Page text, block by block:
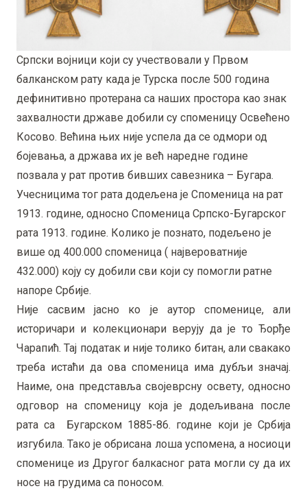
Српски војници који су учествовали у Првом
балканском рату када је Турска после 500 година
дефинитивно протерана са наших простора као знак
захвалности државе добили су споменицу Освећено
Косово. Већина њих није успела да се одмори од
бојевања, а држава их је већ наредне године
позвала у рат против бивших савезника – Бугара.
Учесницима тог рата додељена је Споменица на рат
1913. године, односно Споменица Српско-Бугарског
рата 1913. године. Колико је познато, подељено је
више од 400.000 споменица ( највероватније
432.000) коју су добили сви који су помогли ратне
напоре Србије.
Није сасвим јасно ко је аутор споменице, али
историчари и колекционари верују да је то Ђорђе
Чарапић. Тај податак и није толико битан, али свакако
треба истаћи да ова споменица има дубљи значај.
Наиме, она представља својеврсну освету, односно
одговор на споменицу која је додељивана после
рата са Бугарском 1885-86. године који је Србија
изгубила. Тако је обрисана лоша успомена, а носиоци
споменице из Другог балкасног рата могли су да их
носе на грудима са поносом.